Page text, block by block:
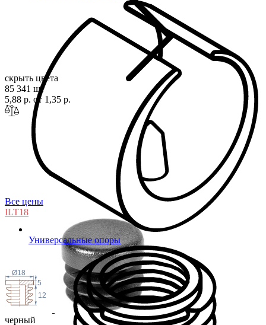
Универсальные опоры
скрыть цвета
85 341 шт
5,88 р. от 1,35 р.
Все цены
ILT18
5
12
Ø18
черный